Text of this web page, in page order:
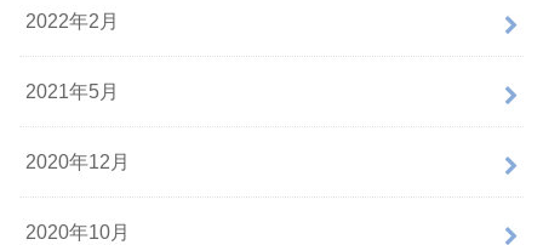
2022年2月
2021年5月
2020年12月
2020年10月